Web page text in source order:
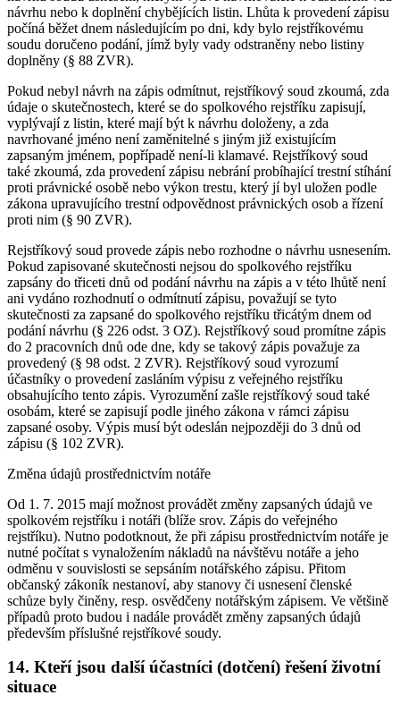
návrhu nebo k doplnění chybějících listin. Lhůta k provedení zápisu
počíná běžet dnem následujícím po dni, kdy bylo rejstříkovému
soudu doručeno podání, jímž byly vady odstraněny nebo listiny
doplněny (§ 88 ZVR).
Pokud nebyl návrh na zápis odmítnut, rejstříkový soud zkoumá, zda
údaje o skutečnostech, které se do spolkového rejstříku zapisují,
vyplývají z listin, které mají být k návrhu doloženy, a zda
navrhované jméno není zaměnitelné s jiným již existujícím
zapsaným jménem, popřípadě není-li klamavé. Rejstříkový soud
také zkoumá, zda provedení zápisu nebrání probíhající trestní stíhání
proti právnické osobě nebo výkon trestu, který jí byl uložen podle
zákona upravujícího trestní odpovědnost právnických osob a řízení
proti nim (§ 90 ZVR).
Rejstříkový soud provede zápis nebo rozhodne o návrhu usnesením.
Pokud zapisované skutečnosti nejsou do spolkového rejstříku
zapsány do třiceti dnů od podání návrhu na zápis a v této lhůtě není
ani vydáno rozhodnutí o odmítnutí zápisu, považují se tyto
skutečnosti za zapsané do spolkového rejstříku třicátým dnem od
podání návrhu (§ 226 odst. 3 OZ). Rejstříkový soud promítne zápis
do 2 pracovních dnů ode dne, kdy se takový zápis považuje za
provedený (§ 98 odst. 2 ZVR). Rejstříkový soud vyrozumí
účastníky o provedení zasláním výpisu z veřejného rejstříku
obsahujícího tento zápis. Vyrozumění zašle rejstříkový soud také
osobám, které se zapisují podle jiného zákona v rámci zápisu
zapsané osoby. Výpis musí být odeslán nejpozději do 3 dnů od
zápisu (§ 102 ZVR).
Změna údajů prostřednictvím notáře
Od 1. 7. 2015 mají možnost provádět změny zapsaných údajů ve
spolkovém rejstříku i notáři (blíže srov. Zápis do veřejného
rejstříku). Nutno podotknout, že při zápisu prostřednictvím notáře je
nutné počítat s vynaložením nákladů na návštěvu notáře a jeho
odměnu v souvislosti se sepsáním notářského zápisu. Přitom
občanský zákoník nestanoví, aby stanovy či usnesení členské
schůze byly činěny, resp. osvědčeny notářským zápisem. Ve většině
případů proto budou i nadále provádět změny zapsaných údajů
především příslušné rejstříkové soudy.
14. Kteří jsou další účastníci (dotčení) řešení životní
situace